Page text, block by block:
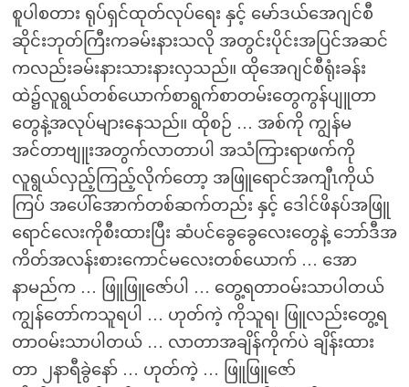
စူပါစတား ရုပ်ရှင်ထုတ်လုပ်ရေး နှင့် မော်ဒယ်အေဂျင်စီ
ဆိုင်းဘုတ်ကြီးကခမ်းနားသလို အတွင်းပိုင်းအပြင်အဆင်
ကလည်းခမ်းနားသားနားလှသည်။ ထိုအေဂျင်စီရုံးခန်း
ထဲ၌လူရွယ်တစ်ယောက်စာရွက်စာတမ်းတွေကွန်ပျူတာ
တွေနဲ့အလုပ်များနေသည်။ ထိုစဉ် … အစ်ကို ကျွန်မ
အင်တာဗျူးအတွက်လာတာပါ အသံကြားရာဖက်ကို
လူရွယ်လှည့်ကြည့်လိုက်တော့ အဖြူရောင်အကျီၤကိုယ်
ကြပ် အပေါ်အောက်တစ်ဆက်တည်း နှင့် ဒေါင်ဖိနပ်အဖြူ
ရောင်လေးကိုစီးထားပြီး ဆံပင်ခွေခွေလေးတွေနဲ့ ဘော်ဒီအ
ကိတ်အလန်းစားကောင်မလေးတစ်ယောက် … အော
နာမည်က … ဖြူဖြူဇော်ပါ … တွေ့ရတာဝမ်းသာပါတယ်
ကျွန်တော်ကသူရပါ … ဟုတ်ကဲ့ ကိုသူရ၊ ဖြူလည်းတွေ့ရ
တာဝမ်းသာပါတယ် … လာတာအချိန်ကိုက်ပဲ ချိန်းထား
တာ ၂နာရီခွဲနော် … ဟုတ်ကဲ့ … ဖြူဖြူဇော်